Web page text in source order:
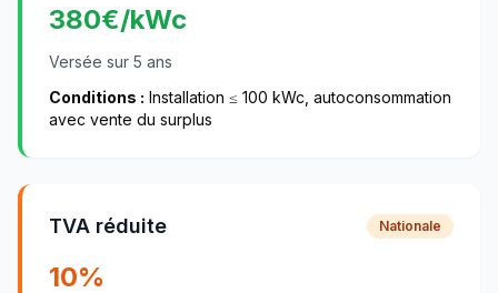
380€/kWc
Versée sur 5 ans
Conditions : Installation ≤ 100 kWc, autoconsommation
avec vente du surplus
TVA réduite Nationale
10%